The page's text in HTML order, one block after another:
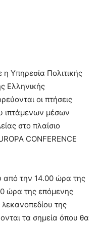
Υπηρεσία Πολιτικής
Ελληνικής
οι πτήσεις
ιπτάμενων μέσων
στο πλαίσιο
CONFERENCE
από την 14.00 ώρα της
ώρα της επόμενης
της
τα σημεία όπου θα